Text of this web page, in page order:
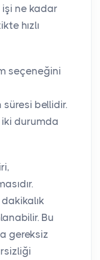
işi ne kadar
hızlı
seçeneğini
süresi bellidir.
iki durumda
Bu
gereksiz